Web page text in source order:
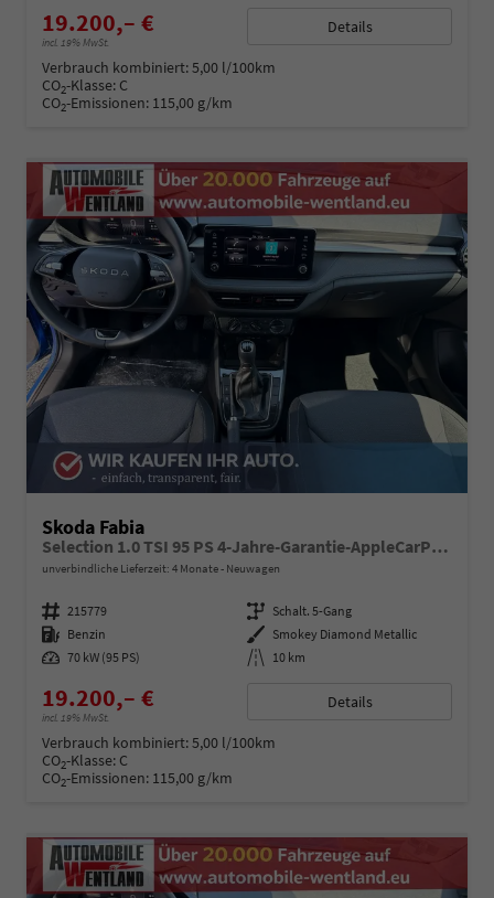
19.200,– €
incl. 19% MwSt.
Details
Verbrauch kombiniert:5,00 l/100km
CO2-Klasse: C
CO2-Emissionen: 115,00 g/km
Skoda Fabia
Selection 1.0 TSI 95 PS 4-Jahre-Garantie-AppleCarPlay-AndroidAuto-LED-PDC-Sitzheizung-DAB-Klima
unverbindliche Lieferzeit: 4 Monate Neuwagen
Fahrzeugnummer 215779 Getriebe Schalt. 5-Gang
Kraftstoff Benzin Außenfarbe Smokey Diamond Metallic
Leistung 70 kW (95 PS) Kilometerstand 10 km
19.200,– €
incl. 19% MwSt.
Details
Verbrauch kombiniert:5,00 l/100km
CO2-Klasse: C
CO2-Emissionen: 115,00 g/km